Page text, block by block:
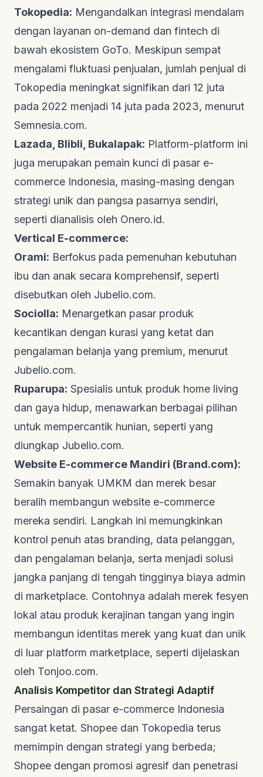
Tokopedia: Mengandalkan integrasi mendalam
dengan layanan on-demand dan fintech di
bawah ekosistem GoTo. Meskipun sempat
mengalami fluktuasi penjualan, jumlah penjual di
Tokopedia meningkat signifikan dari 12 juta
pada 2022 menjadi 14 juta pada 2023, menurut
Semnesia.com.
Lazada, Blibli, Bukalapak: Platform-platform ini
juga merupakan pemain kunci di pasar e-
commerce Indonesia, masing-masing dengan
strategi unik dan pangsa pasarnya sendiri,
seperti dianalisis oleh Onero.id.
Vertical E-commerce:
Orami: Berfokus pada pemenuhan kebutuhan
ibu dan anak secara komprehensif, seperti
disebutkan oleh Jubelio.com.
Sociolla: Menargetkan pasar produk
kecantikan dengan kurasi yang ketat dan
pengalaman belanja yang premium, menurut
Jubelio.com.
Ruparupa: Spesialis untuk produk home living
dan gaya hidup, menawarkan berbagai pilihan
untuk mempercantik hunian, seperti yang
diungkap Jubelio.com.
Website E-commerce Mandiri (Brand.com):
Semakin banyak UMKM dan merek besar
beralih membangun website e-commerce
mereka sendiri. Langkah ini memungkinkan
kontrol penuh atas branding, data pelanggan,
dan pengalaman belanja, serta menjadi solusi
jangka panjang di tengah tingginya biaya admin
di marketplace. Contohnya adalah merek fesyen
lokal atau produk kerajinan tangan yang ingin
membangun identitas merek yang kuat dan unik
di luar platform marketplace, seperti dijelaskan
oleh Tonjoo.com.
Analisis Kompetitor dan Strategi Adaptif
Persaingan di pasar e-commerce Indonesia
sangat ketat. Shopee dan Tokopedia terus
memimpin dengan strategi yang berbeda;
Shopee dengan promosi agresif dan penetrasi